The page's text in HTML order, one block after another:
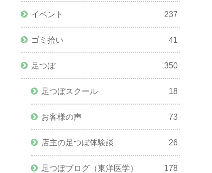
イベント 237
ゴミ拾い 41
足つぼ 350
足つぼスクール 18
お客様の声 73
店主の足つぼ体験談 26
足つぼブログ（東洋医学） 178